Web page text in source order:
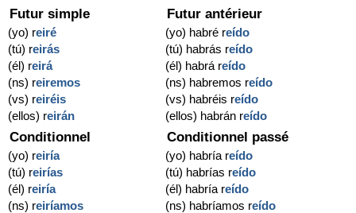
Futur simple
(yo) reiré
(tú) reirás
(él) reirá
(ns) reiremos
(vs) reiréis
(ellos) reirán
Futur antérieur
(yo) habré reído
(tú) habrás reído
(él) habrá reído
(ns) habremos reído
(vs) habréis reído
(ellos) habrán reído
Conditionnel
(yo) reiría
(tú) reirías
(él) reiría
(ns) reiríamos
Conditionnel passé
(yo) habría reído
(tú) habrías reído
(él) habría reído
(ns) habríamos reído